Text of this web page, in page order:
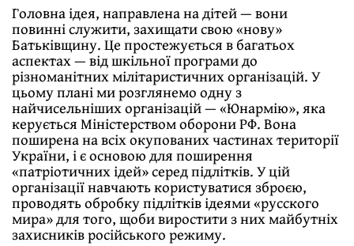
Головна ідея, направлена на дітей — вони
повинні служити, захищати свою «нову»
Батьківщину. Це простежується в багатьох
аспектах — від шкільної програми до
різноманітних мілітаристичних організацій. У
цьому плані ми розглянемо одну з
найчисельніших організацій — «Юнармію», яка
керується Міністерством оборони РФ. Вона
поширена на всіх окупованих частинах території
України, і є основою для поширення
«патріотичних ідей» серед підлітків. У цій
організації навчають користуватися зброєю,
проводять обробку підлітків ідеями «русского
мира» для того, щоби виростити з них майбутніх
захисників російського режиму.